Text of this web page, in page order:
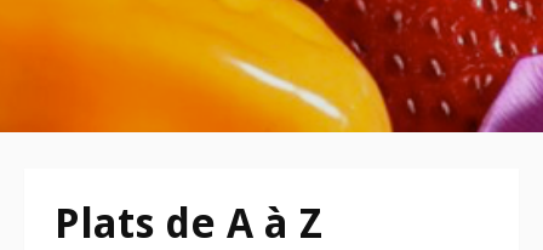
Plats de A à Z